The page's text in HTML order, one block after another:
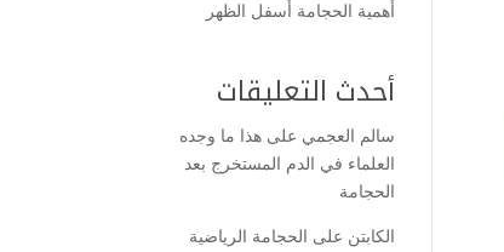
أهمية الحجامة أسفل الظهر
أحدث التعليقات
سالم العجمي على هذا ما وجده
العلماء في الدم المستخرج بعد
الحجامة
الكابتن على الحجامة الرياضية